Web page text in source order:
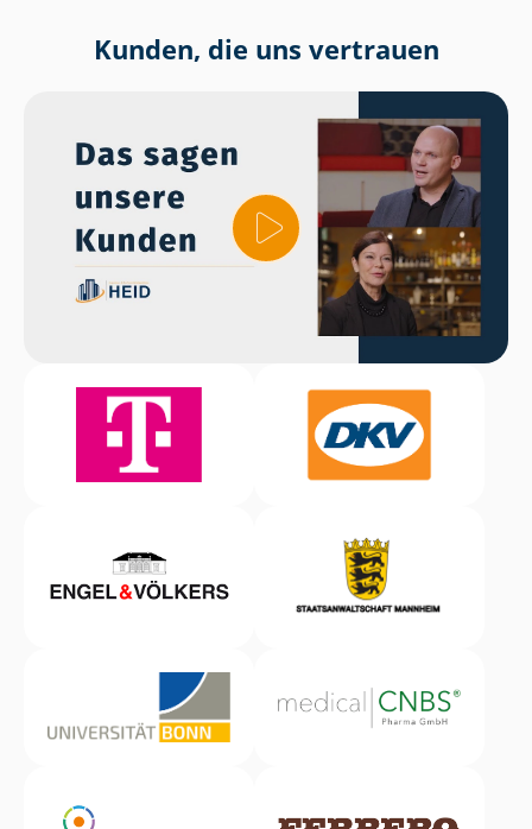
Kunden, die uns vertrauen